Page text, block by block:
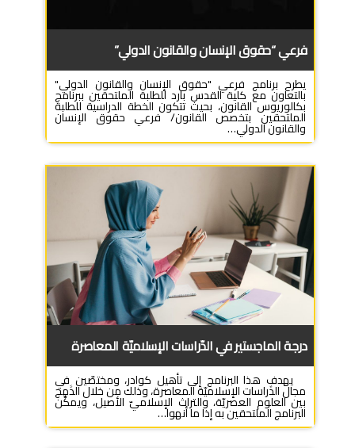
فرعي “حقوق الإنسان والقانون الدولي”
يطرح برنامج فرعي "حقوق الإنسان والقانون الدولي"
بالتعاون مع كلية القدس بارد للطلبة الملتحقين ببرنامج
بكالوريوس القانون، بحيث تتكون الخطة الدراسية للطلبة
الملتحقين بتخصص القانون/ فرعي حقوق الإنسان
والقانون الدولي…
درجة الماجستير في الدّراسات الإسلاميّة المعاصرة
يهدف هذا البرنامج إلى تأهيل كوادر، ومختصّين في
مجال الدﱢراسات الإسلاميّة المعاصرة، وذلك من خلال الدﱠمج
بين العلوم العصريّة، والتراث الإسلاميّ الأصيل، ويمكِّن
البرنامج الملتحقين به إذا ما أنهوا…